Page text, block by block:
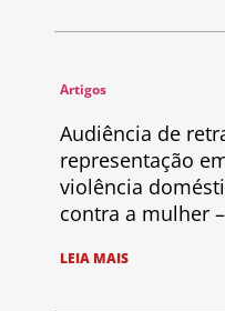
Artigos
Audiência de
representação
violência
contra a mulher
LEIA MAIS